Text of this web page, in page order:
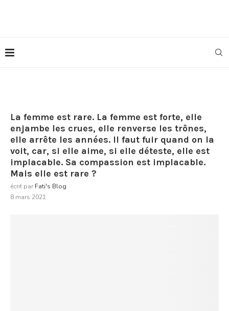
La femme est rare. La femme est forte, elle
enjambe les crues, elle renverse les trônes,
elle arrête les années. Il faut fuir quand on la
voit, car, si elle aime, si elle déteste, elle est
implacable. Sa compassion est implacable.
Mais elle est rare ?
écrit par Fati's Blog
8 mars 2021